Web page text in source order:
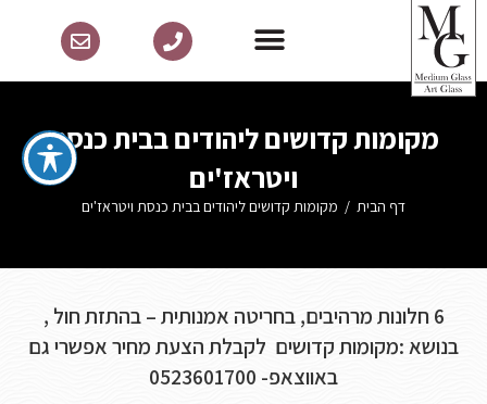
מקומות קדושים ליהודים בבית כנסת
ויטראז'ים
דף הבית / מקומות קדושים ליהודים בבית כנסת ויטראז'ים
6 חלונות מרהיבים, בחריטה אמנותית – בהתזת חול ,
בנושא :מקומות קדושים לקבלת הצעת מחיר אפשרי גם
באווצאפ- 0523601700